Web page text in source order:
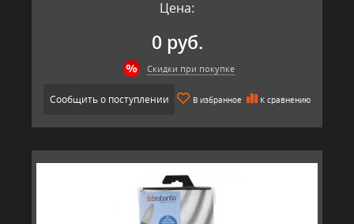
Цена:
0 руб.
Скидки при покупке
Сообщить о поступлении В избранное К сравнению